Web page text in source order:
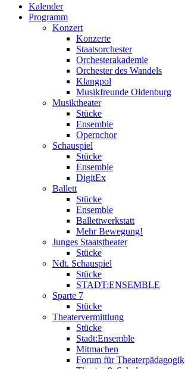
Kalender
Programm
Konzert
Konzerte
Staatsorchester
Orchesterakademie
Orchester des Wandels
Klangpol
Musikfreunde Oldenburg
Musiktheater
Stücke
Ensemble
Opernchor
Schauspiel
Stücke
Ensemble
DigitEx
Ballett
Stücke
Ensemble
Ballettwerkstatt
Mehr Bewegung!
Junges Staatstheater
Stücke
Ndt. Schauspiel
Stücke
STADT:ENSEMBLE
Sparte 7
Stücke
Theatervermittlung
Stücke
Stadt:Ensemble
Mitmachen
Forum für Theaterpädagogik